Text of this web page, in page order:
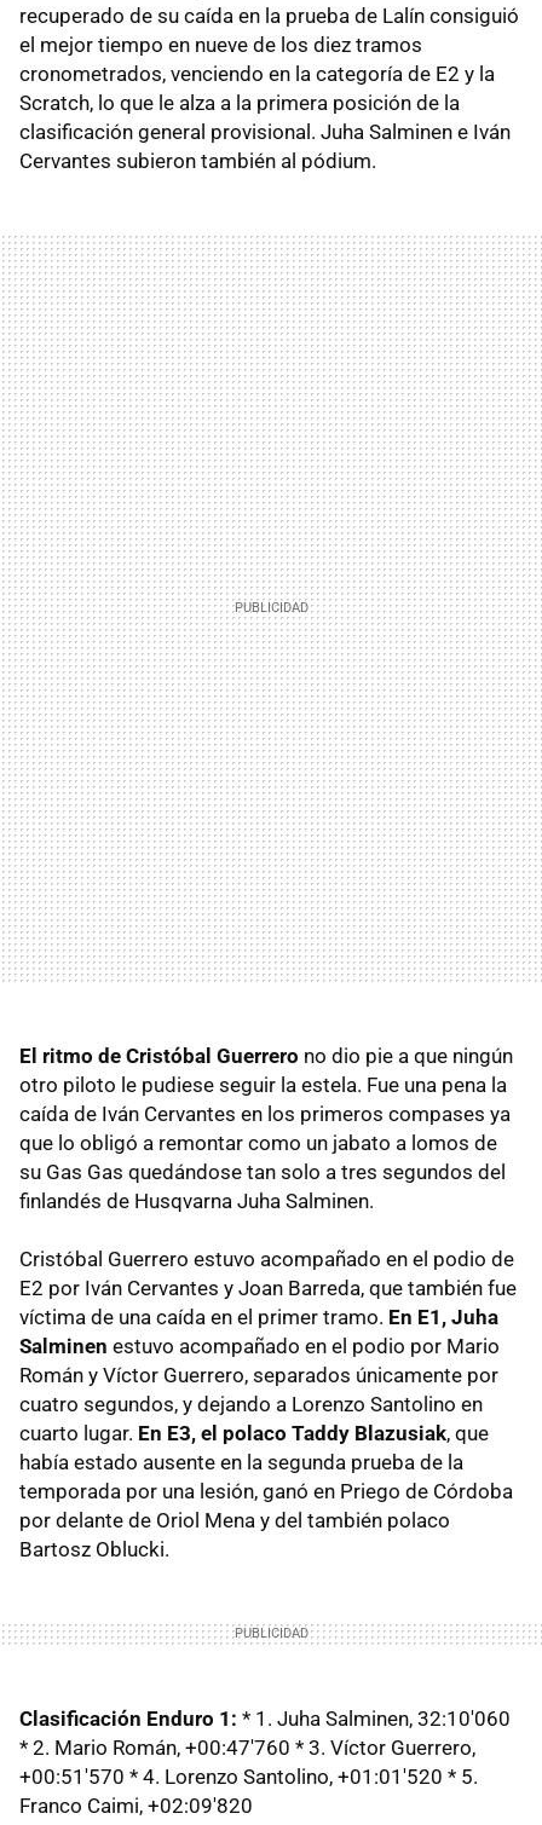
recuperado de su caída en la prueba de Lalín consiguió
el mejor tiempo en nueve de los diez tramos
cronometrados, venciendo en la categoría de E2 y la
Scratch, lo que le alza a la primera posición de la
clasificación general provisional. Juha Salminen e Iván
Cervantes subieron también al pódium.
El ritmo de Cristóbal Guerrero no dio pie a que ningún
otro piloto le pudiese seguir la estela. Fue una pena la
caída de Iván Cervantes en los primeros compases ya
que lo obligó a remontar como un jabato a lomos de
su Gas Gas quedándose tan solo a tres segundos del
finlandés de Husqvarna Juha Salminen.
Cristóbal Guerrero estuvo acompañado en el podio de
E2 por Iván Cervantes y Joan Barreda, que también fue
víctima de una caída en el primer tramo. En E1, Juha
Salminen estuvo acompañado en el podio por Mario
Román y Víctor Guerrero, separados únicamente por
cuatro segundos, y dejando a Lorenzo Santolino en
cuarto lugar. En E3, el polaco Taddy Blazusiak, que
había estado ausente en la segunda prueba de la
temporada por una lesión, ganó en Priego de Córdoba
por delante de Oriol Mena y del también polaco
Bartosz Oblucki.
Clasificación Enduro 1: * 1. Juha Salminen, 32:10'060
* 2. Mario Román, +00:47'760 * 3. Víctor Guerrero,
+00:51'570 * 4. Lorenzo Santolino, +01:01'520 * 5.
Franco Caimi, +02:09'820